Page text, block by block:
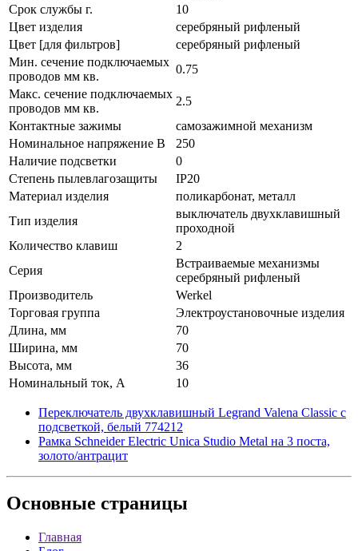
Срок службы г.
10
Цвет изделия
серебряный рифленый
Цвет [для фильтров]
серебряный рифленый
Мин. сечение подключаемых
проводов мм кв.
0.75
Макс. сечение подключаемых
проводов мм кв.
2.5
Контактные зажимы
самозажимной механизм
Номинальное напряжение В
250
Наличие подсветки
0
Степень пылевлагозащиты
IP20
Материал изделия
поликарбонат, металл
Тип изделия
выключатель двухклавишный
проходной
Количество клавиш
2
Серия
Встраиваемые механизмы
серебряный рифленый
Производитель
Werkel
Торговая группа
Электроустановочные изделия
Длина, мм
70
Ширина, мм
70
Высота, мм
36
Номинальный ток, А
10
Переключатель двухклавишный Legrand Valena Classic с
подсветкой, белый 774212
Рамка Schneider Electric Unica Studio Metal на 3 поста,
золото/антрацит
Основные страницы
Главная